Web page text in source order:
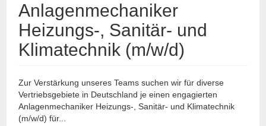
Anlagenmechaniker
Heizungs-, Sanitär- und
Klimatechnik (m/w/d)
Zur Verstärkung unseres Teams suchen wir für diverse
Vertriebsgebiete in Deutschland je einen engagierten
Anlagenmechaniker Heizungs-, Sanitär- und Klimatechnik
(m/w/d) für...